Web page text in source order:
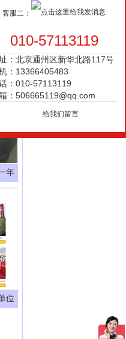
年
位
客服二：
010-57113119
：北京通州区新华北路117号
：13366405483
：010-57113119
：506665119@qq.com
给我们留言